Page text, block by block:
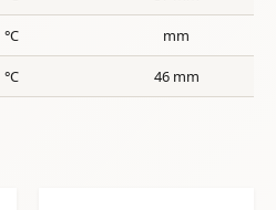
°C mm
°C 46 mm